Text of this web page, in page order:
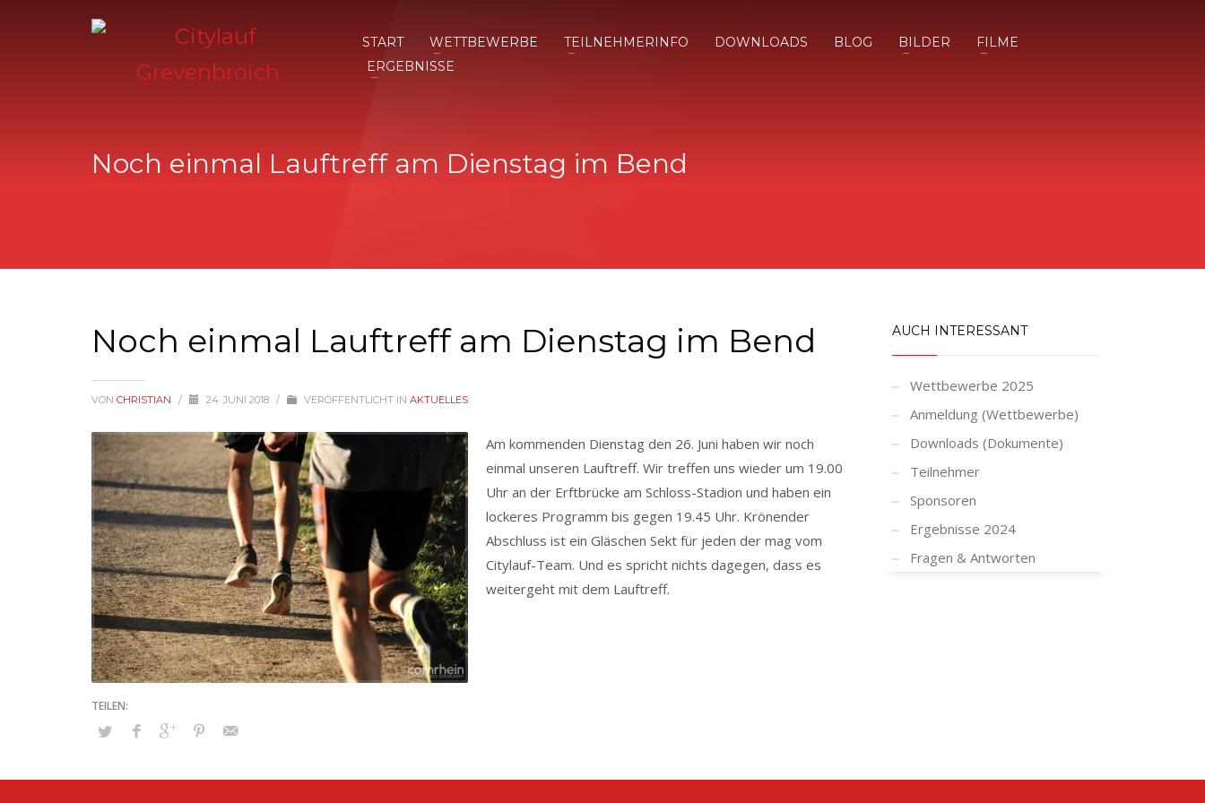
START WETTBEWERBE TEILNEHMERINFO DOWNLOADS BLOG BILDER
FILME
ERGEBNISSE
Noch einmal Lauftreff am Dienstag im Bend
Noch einmal Lauftreff am Dienstag im Bend
VON CHRISTIAN / 24. JUNI 2018 / VERÖFFENTLICHT IN AKTUELLES
Am kommenden Dienstag den 26. Juni haben wir noch
einmal unseren Lauftreff. Wir treffen uns wieder um 19.00
Uhr an der Erftbrücke am Schloss-Stadion und haben ein
lockeres Programm bis gegen 19.45 Uhr. Krönender
Abschluss ist ein Gläschen Sekt für jeden der mag vom
Citylauf-Team. Und es spricht nichts dagegen, dass es
weitergeht mit dem Lauftreff.
AUCH INTERESSANT
Wettbewerbe 2025
Anmeldung (Wettbewerbe)
Downloads (Dokumente)
Teilnehmer
Sponsoren
Ergebnisse 2024
Fragen & Antworten